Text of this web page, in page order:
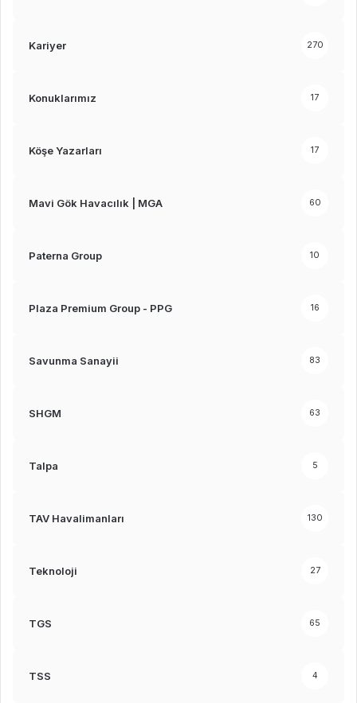
Kariyer 270
Konuklarımız 17
Köşe Yazarları 17
Mavi Gök Havacılık | MGA 60
Paterna Group 10
Plaza Premium Group - PPG 16
Savunma Sanayii 83
SHGM 63
Talpa 5
TAV Havalimanları 130
Teknoloji 27
TGS 65
TSS 4